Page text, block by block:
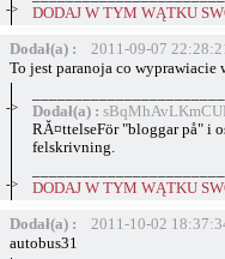
->
DODAJ W TYM WĄTKU
Dodał(a) :
2011-09-07
To jest paranoja co wyprawiacie
->
Dodał(a) :
RĂ¤ttelseFör "bloggar på" i
felskrivning.
->
DODAJ W TYM WĄTKU
Dodał(a) :
2011-10-02
autobus31